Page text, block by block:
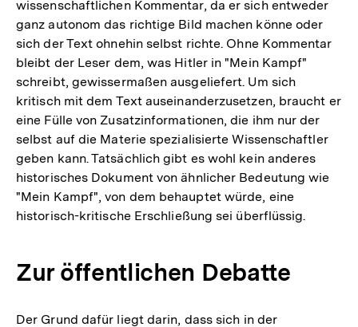
wissenschaftlichen Kommentar, da er sich entweder
ganz autonom das richtige Bild machen könne oder
sich der Text ohnehin selbst richte. Ohne Kommentar
bleibt der Leser dem, was Hitler in "Mein Kampf"
schreibt, gewissermaßen ausgeliefert. Um sich
kritisch mit dem Text auseinanderzusetzen, braucht er
eine Fülle von Zusatzinformationen, die ihm nur der
selbst auf die Materie spezialisierte Wissenschaftler
geben kann. Tatsächlich gibt es wohl kein anderes
historisches Dokument von ähnlicher Bedeutung wie
"Mein Kampf", von dem behauptet würde, eine
historisch-kritische Erschließung sei überflüssig.
Zur öffentlichen Debatte
Der Grund dafür liegt darin, dass sich in der